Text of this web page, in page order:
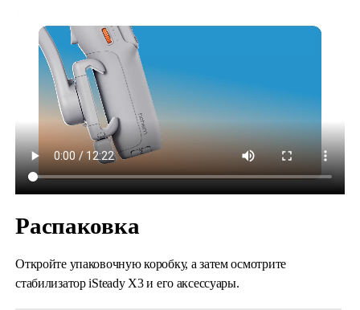
iSteady V3
Распаковка
Откройте упаковочную коробку, а затем осмотрите
стабилизатор iSteady X3 и его аксессуары.